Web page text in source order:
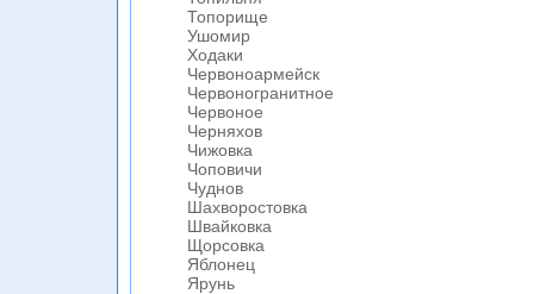
Топорище
Ушомир
Ходаки
Червоноармейск
Червоногранитное
Червоное
Черняхов
Чижовка
Чоповичи
Чуднов
Шахворостовка
Швайковка
Щорсовка
Яблонец
Ярунь